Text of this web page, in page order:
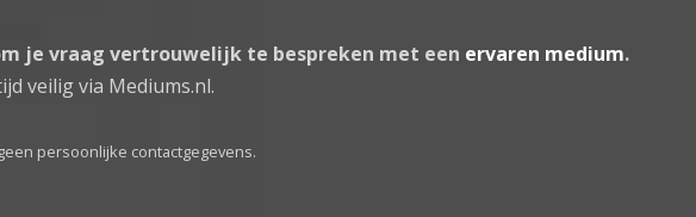
je vraag vertrouwelijk te bespreken met een ervaren medium.
veilig via Mediums.nl.
persoonlijke contactgegevens.